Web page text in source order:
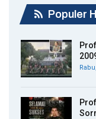
Populer